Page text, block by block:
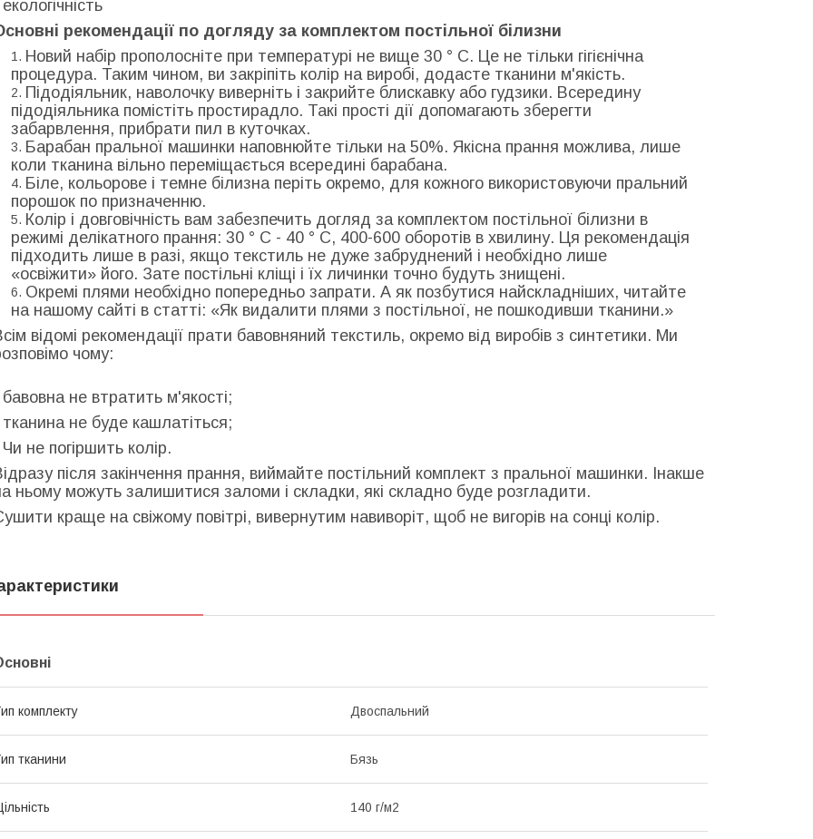
рекомендації по догляду за комплектом постільної білизни
Новий набір прополосніте при температурі не вище 30 ° С. Це не тільки гігієнічна
процедура. Таким чином, ви закріпіть колір на виробі, додасте тканини м'якість.
Підодіяльник, наволочку виверніть і закрийте блискавку або гудзики. Всередину
підодіяльника помістіть простирадло. Такі прості дії допомагають зберегти
забарвлення, прибрати пил в куточках.
Барабан пральної машинки наповнюйте тільки на 50%. Якісна прання можлива, лише
коли тканина вільно переміщається всередині барабана.
Біле, кольорове і темне білизна періть окремо, для кожного використовуючи пральний
порошок по призначенню.
Колір і довговічність вам забезпечить догляд за комплектом постільної білизни в
режимі делікатного прання: 30 ° С - 40 ° С, 400-600 оборотів в хвилину. Ця рекомендація
підходить лише в разі, якщо текстиль не дуже забруднений і необхідно лише
«освіжити» його. Зате постільні кліщі і їх личинки точно будуть знищені.
Окремі плями необхідно попередньо запрати. А як позбутися найскладніших, читайте
на нашому сайті в статті: «Як видалити плями з постільної, не пошкодивши тканини.»
відомі рекомендації прати бавовняний текстиль, окремо від виробів з синтетики. Ми
чому:
бавовна не втратить м'якості;
тканина не буде кашлатіться;
не погіршить колір.
після закінчення прання, виймайте постільний комплект з пральної машинки. Інакше
ньому можуть залишитися заломи і складки, які складно буде розгладити.
краще на свіжому повітрі, вивернутим навиворіт, щоб не вигорів на сонці колір.
комплекту Двоспальний
тканини Бязь
140 г/м2